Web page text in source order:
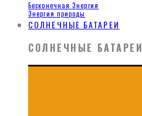
Бесконечная Энергия
Энергия природы
СОЛНЕЧНЫЕ БАТАРЕИ
СОЛНЕЧНЫЕ БАТАРЕИ